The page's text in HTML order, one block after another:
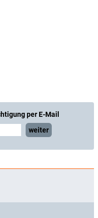
per E-Mail
weiter